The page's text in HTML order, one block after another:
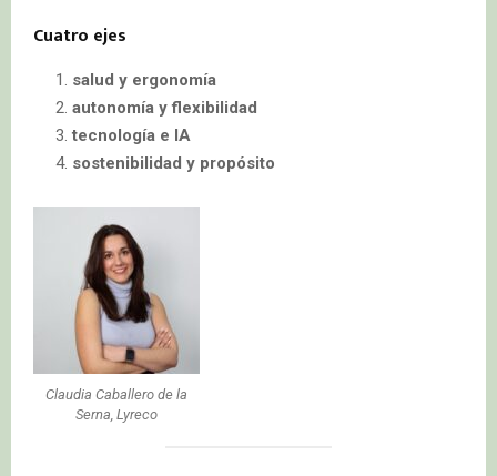
Cuatro ejes
salud y ergonomía
autonomía y flexibilidad
tecnología e IA
sostenibilidad y propósito
Claudia Caballero de la
Serna, Lyreco